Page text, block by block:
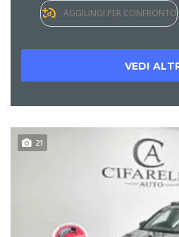
AGGIUNGI PER CONFRONTO
VEDI
21